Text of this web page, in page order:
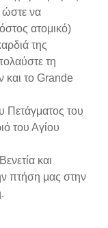
ώστε να
ατομικό)
της
τη
και το Grande
Πετάγματος του
του Αγίου
και
πτήση μας στην